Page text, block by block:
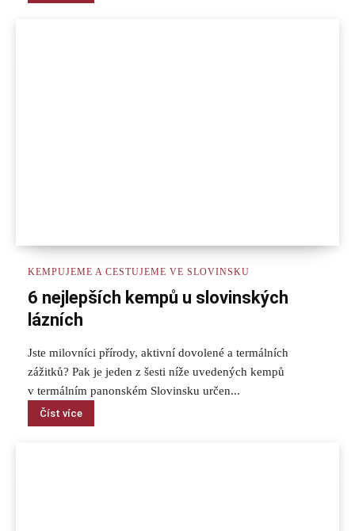
KEMPUJEME A CESTUJEME VE SLOVINSKU
6 nejlepších kempů u slovinských
lázních
Jste milovníci přírody, aktivní dovolené a termálních
zážitků? Pak je jeden z šesti níže uvedených kempů
v termálním panonském Slovinsku určen...
Číst více